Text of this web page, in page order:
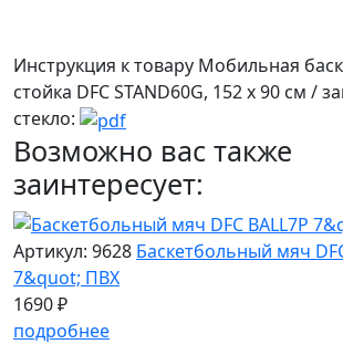
Инструкция к товару Мобильная
стойка DFC STAND60G, 152 х 90 см /
стекло:
Возможно вас также
заинтересует:
Артикул: 9628 Баскетбольный мяч
7&quot; ПВХ
1690 ₽
подробнее